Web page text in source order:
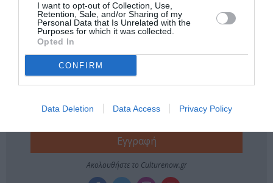
I want to opt-out of Collection, Use,
Retention, Sale, and/or Sharing of my
Personal Data that Is Unrelated with the
Purposes for which it was collected.
Opted In
CONFIRM
Data Deletion Data Access Privacy Policy
ΕΚΔΟΣΕΙΣ ΙΚΑΡΟΣ ΟΔΥΣΣΕΑΣ ΕΛΥΤΗΣ
Newsletter
Κάθε βδομάδα στο e-mail σας τα τελευταία νέα για
την Τέχνη και τον Πολιτισμό!
Ακολουθήστε το Culturenow.gr